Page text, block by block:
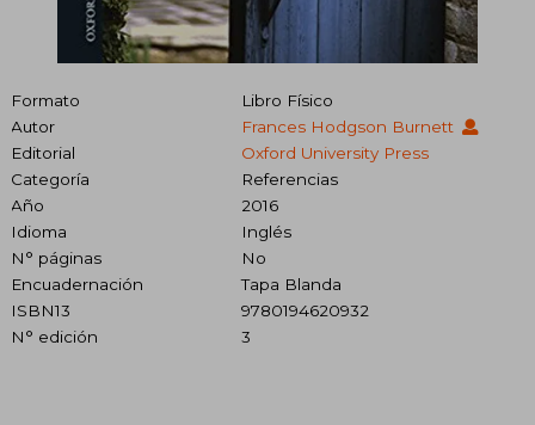
Formato
Libro Físico
Autor
Frances Hodgson Burnett
Editorial
Oxford University Press
Categoría
Referencias
Año
2016
Idioma
Inglés
N° páginas
No
Encuadernación
Tapa Blanda
ISBN13
9780194620932
N° edición
3